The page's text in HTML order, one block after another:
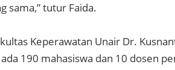
sama,” tutur Faida.
Keperawatan Unair Dr.
190 mahasiswa dan 10 dosen